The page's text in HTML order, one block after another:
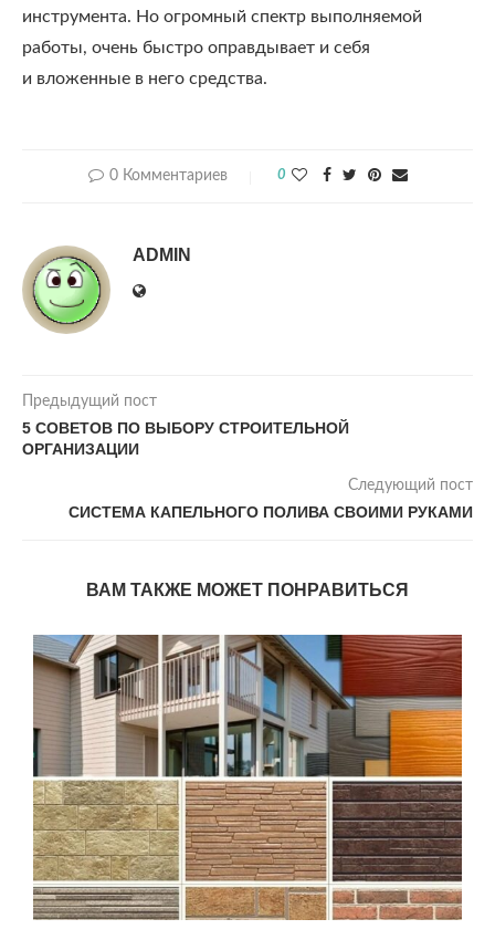
инструмента. Но огромный спектр выполняемой
работы, очень быстро оправдывает и себя
и вложенные в него средства.
0 Комментариев 0
ADMIN
Предыдущий пост
5 СОВЕТОВ ПО ВЫБОРУ СТРОИТЕЛЬНОЙ
ОРГАНИЗАЦИИ
Следующий пост
СИСТЕМА КАПЕЛЬНОГО ПОЛИВА СВОИМИ РУКАМИ
ВАМ ТАКЖЕ МОЖЕТ ПОНРАВИТЬСЯ